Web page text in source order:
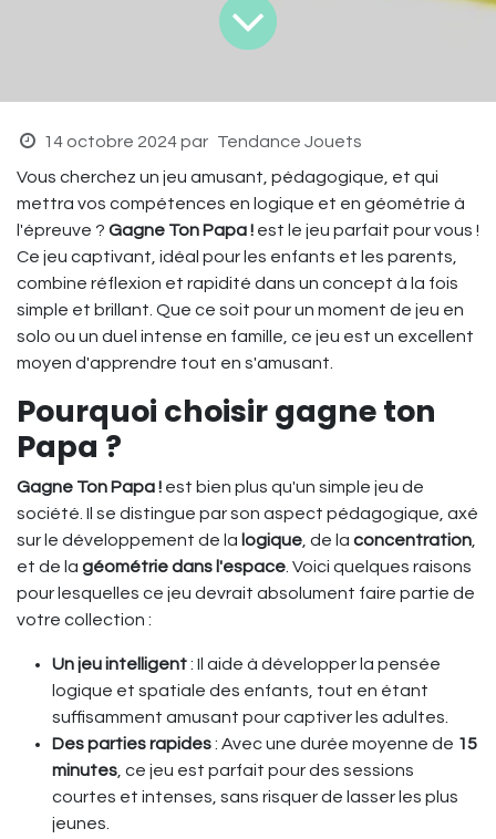
14 octobre 2024 par Tendance Jouets
Vous cherchez un jeu amusant, pédagogique, et qui
mettra vos compétences en logique et en géométrie à
l'épreuve ? Gagne Ton Papa ! est le jeu parfait pour vous !
Ce jeu captivant, idéal pour les enfants et les parents,
combine réflexion et rapidité dans un concept à la fois
simple et brillant. Que ce soit pour un moment de jeu en
solo ou un duel intense en famille, ce jeu est un excellent
moyen d'apprendre tout en s'amusant.
Pourquoi choisir gagne ton
Papa ?
Gagne Ton Papa ! est bien plus qu'un simple jeu de
société. Il se distingue par son aspect pédagogique, axé
sur le développement de la logique , de la concentration
et de la géométrie dans l'espace . Voici quelques raisons
pour lesquelles ce jeu devrait absolument faire partie de
votre collection :
Un jeu intelligent: Il aide à développer la pensée
logique et spatiale des enfants, tout en étant
suffisamment amusant pour captiver les adultes.
Des parties rapides: Avec une durée moyenne de 15
minutes , ce jeu est parfait pour des sessions
courtes et intenses, sans risquer de lasser les plus
jeunes.